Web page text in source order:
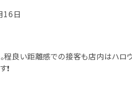
16日
程良い距離感での接客も店内はハロ
❗️